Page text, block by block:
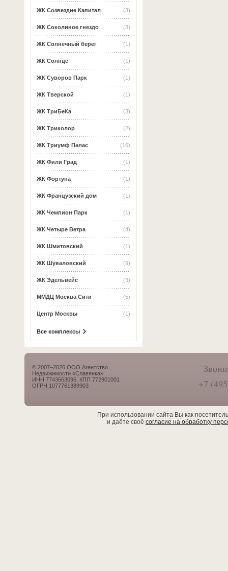
(3)
ЖК Созвездие Капитал
(3)
ЖК Соколиное гнездо
(1)
ЖК Солнечный берег
(1)
ЖК Солнце
(1)
ЖК Суворов Парк
(1)
ЖК Тверской
(3)
ЖК ТриБеКа
(2)
ЖК Триколор
(16)
ЖК Триумф Палас
(1)
ЖК Фили Град
(1)
ЖК Фортуна
(1)
ЖК Французский дом
(1)
ЖК Чемпион Парк
(4)
ЖК Четыре Ветра
(1)
ЖК Шмитовский
(9)
ЖК Шуваловский
(3)
ЖК Эдельвейс
(5)
ММДЦ Москва Сити
(1)
Центр Москвы
Все комплексы
© 2007–2026 ООО Агентство
Недвижимости «Славянка»
ИНН 7743663096, КПП 772901001
ОГРН 1077761389903
+7
При использовании сайта Вы как
и даёте своё согласие на обработку